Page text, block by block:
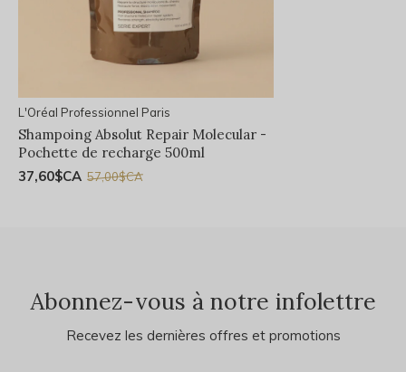
L'Oréal Professionnel Paris
Shampoing Absolut Repair Molecular -
Pochette de recharge 500ml
37,60$CA 57,00$CA
Abonnez-vous à notre infolettre
Recevez les dernières offres et promotions